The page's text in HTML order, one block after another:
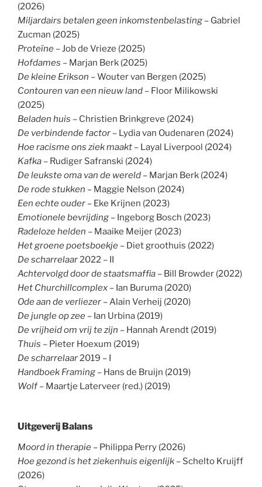
(2026)
Miljardairs betalen geen inkomstenbelasting – Gabriel
Zucman (2025)
Proteïne – Job de Vrieze (2025)
Hofdames – Marjan Berk (2025)
De kleine Erikson – Wouter van Bergen (2025)
Contouren van een nieuw land – Floor Milikowski
(2025)
Beladen huis – Christien Brinkgreve (2024)
De verbindende factor – Lydia van Oudenaren (2024)
Hoe racisme ons ziek maakt – Layal Liverpool (2024)
Kafka – Rudiger Safranski (2024)
De leukste oma van de wereld – Marjan Berk (2024)
De rode stukken – Maggie Nelson (2024)
Een echte ouder – Eke Krijnen (2023)
Emotionele bevrijding – Ingeborg Bosch (2023)
Radeloze helden – Maaike Meijer (2023)
Het groene poetsboekje – Diet groothuis (2022)
De scharrelaar 2022 – II
Achtervolgd door de staatsmaffia – Bill Browder (2022)
Het Churchillcomplex – Ian Buruma (2020)
Ode aan de verliezer – Alain Verheij (2020)
De jungle op zee – Ian Urbina (2019)
De vrijheid om vrij te zijn – Hannah Arendt (2019)
Thuis – Pieter Hoexum (2019)
De scharrelaar 2019 – I
Handboek Framing – Hans de Bruijn (2019)
Wolf– Maartje Laterveer (red.) (2019)
Uitgeverij Balans
Moord in therapie – Philippa Perry (2026)
Hoe gezond is het ziekenhuis eigenlijk – Schelto Kruijff
(2026)